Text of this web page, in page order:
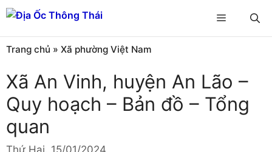
Chuyển
đến
nội
dung
Menu
Trang chủ » Xã phường Việt Nam
Xã An Vinh, huyện An Lão –
Quy hoạch – Bản đồ – Tổng
quan